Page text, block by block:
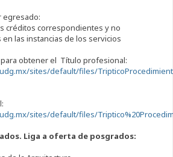
egresado:
créditos correspondientes y no
las instancias de los servicios
obtener el Título profesional:
sites/default/files/
sites/default/files/
Liga a oferta de posgrados: